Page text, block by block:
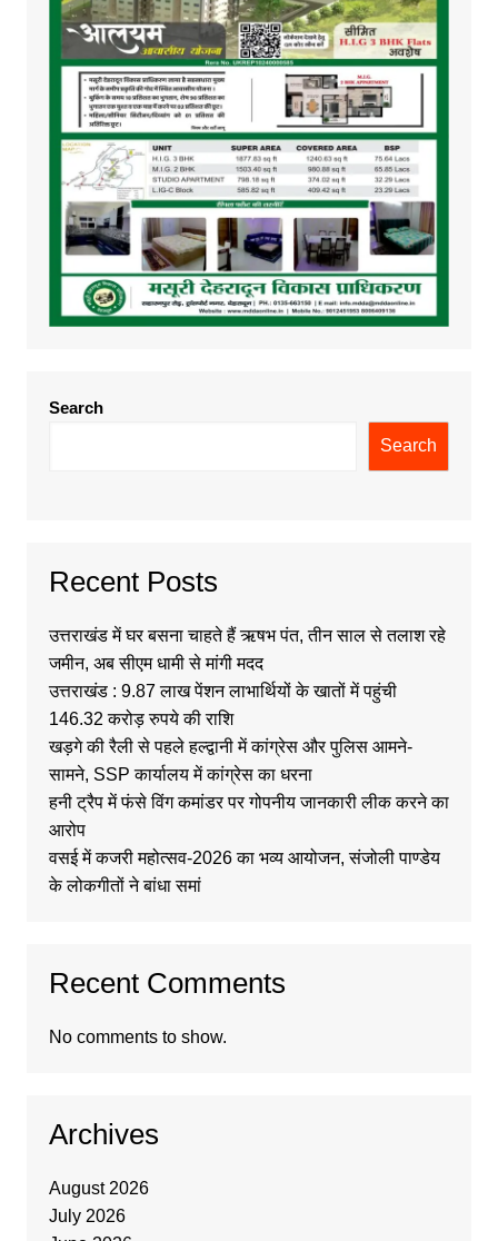
Search
Search
Recent Posts
उत्तराखंड में घर बसना चाहते हैं ऋषभ पंत, तीन साल से तलाश रहे
जमीन, अब सीएम धामी से मांगी मदद
उत्तराखंड : 9.87 लाख पेंशन लाभार्थियों के खातों में पहुंची
146.32 करोड़ रुपये की राशि
खड़गे की रैली से पहले हल्द्वानी में कांग्रेस और पुलिस आमने-
सामने, SSP कार्यालय में कांग्रेस का धरना
हनी ट्रैप में फंसे विंग कमांडर पर गोपनीय जानकारी लीक करने का
आरोप
वसई में कजरी महोत्सव-2026 का भव्य आयोजन, संजोली पाण्डेय
के लोकगीतों ने बांधा समां
Recent Comments
No comments to show.
Archives
August 2026
July 2026